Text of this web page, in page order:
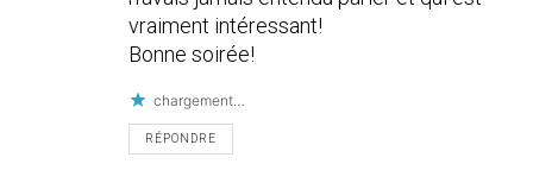
vraiment intéressant!
Bonne soirée!
chargement…
RÉPONDRE